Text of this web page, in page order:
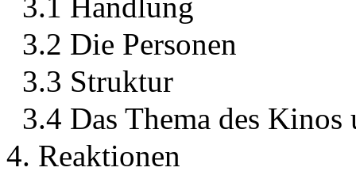
3.2 Die Personen
3.3 Struktur
3.4 Das Thema des Kinos
4. Reaktionen